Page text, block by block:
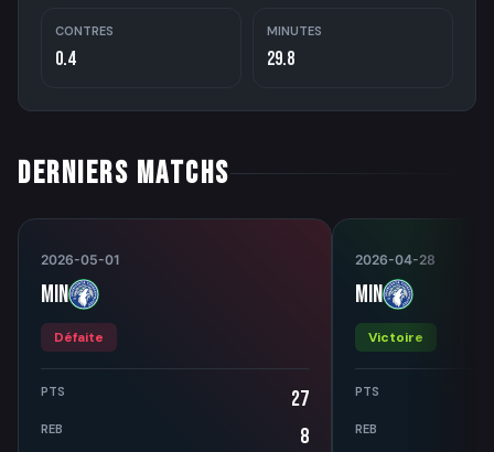
CONTRES
0.4
MINUTES
29.8
DERNIERS MATCHS
2026-05-01
MIN
Défaite
PTS 27
REB 8
2026-04-28
MIN
Victoire
PTS
REB